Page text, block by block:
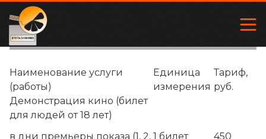
Наименование услуги
(работы)
Единица
измерения
Тариф,
руб.
Демонстрация кино (билет
для людей от 18 лет)
в дни премьеры показа (1, 2, 1 билет 450